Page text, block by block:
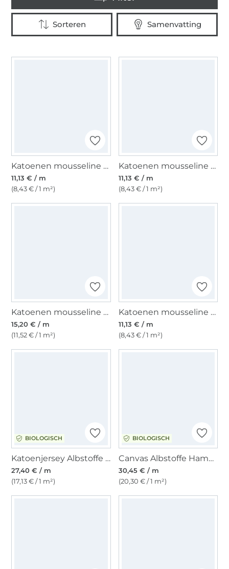
Katoenen mousseline double gauze, bleke mintgroen
11,13 € / m
(8,43 € / 1 m²)
Katoenen mousseline double gauze, licht pastelgroen
11,13 € / m
(8,43 € / 1 m²)
Katoenen mousseline double gauze Eucalyptus, wit
15,20 € / m
(11,52 € / 1 m²)
Katoenen mousseline double gauze, lichtgrijs
11,13 € / m
(8,43 € / 1 m²)
BIOLOGISCH
Katoenjersey Albstoffe Hamburger Liebe Botanical Herbs, zwart
27,40 € / m
(17,13 € / 1 m²)
BIOLOGISCH
Canvas Albstoffe Hamburger Liebe Glossy Leaves, marineblauw
30,45 € / m
(20,30 € / 1 m²)